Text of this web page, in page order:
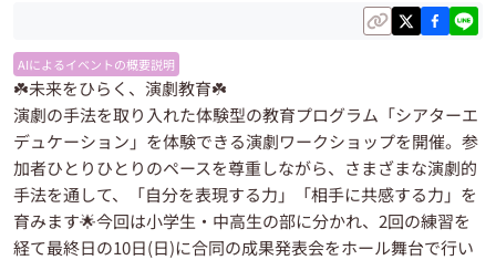
AIによるイベントの概要説明
☘️未来をひらく、演劇教育☘️
演劇の手法を取り入れた体験型の教育プログラム「シアターエ
デュケーション」を体験できる演劇ワークショップを開催。参
加者ひとりひとりのペースを尊重しながら、さまざまな演劇的
手法を通して、「自分を表現する力」「相手に共感する力」を
育みます🌟今回は小学生・中高生の部に分かれ、2回の練習を
経て最終日の10日(日)に合同の成果発表会をホール舞台で行い